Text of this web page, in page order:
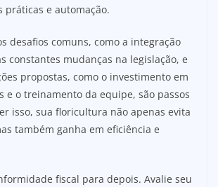
práticas e automação.
desafios comuns, como a integração
constantes mudanças na legislação, e
propostas, como o investimento em
e o treinamento da equipe, são passos
isso, sua floricultura não apenas evita
também ganha em eficiência e
fiscal para depois. Avalie seu